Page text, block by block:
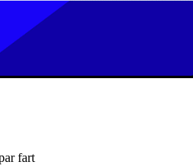
fart